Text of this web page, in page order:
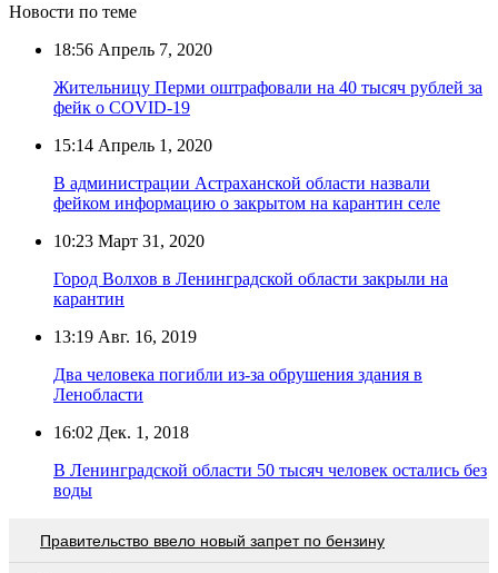
Новости по теме
18:56 Апрель 7, 2020
Жительницу Перми оштрафовали на 40 тысяч рублей за
фейк о COVID-19
15:14 Апрель 1, 2020
В администрации Астраханской области назвали
фейком информацию о закрытом на карантин селе
10:23 Март 31, 2020
Город Волхов в Ленинградской области закрыли на
карантин
13:19 Авг. 16, 2019
Два человека погибли из-за обрушения здания в
Ленобласти
16:02 Дек. 1, 2018
В Ленинградской области 50 тысяч человек остались без
воды
Правительство ввело новый запрет по бензину